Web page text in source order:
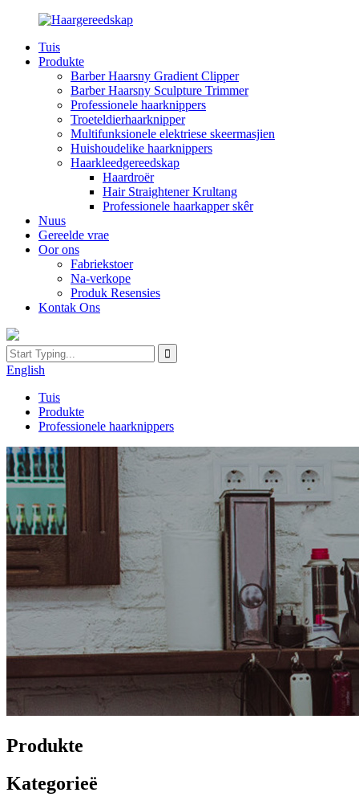
Tuis
Produkte
Barber Haarsny Gradient Clipper
Barber Haarsny Sculpture Trimmer
Professionele haarknippers
Troeteldierhaarknipper
Multifunksionele elektriese skeermasjien
Huishoudelike haarknippers
Haarkleedgereedskap
Haardroër
Hair Straightener Krultang
Professionele haarkapper skêr
Nuus
Gereelde vrae
Oor ons
Fabriekstoer
Na-verkope
Produk Resensies
Kontak Ons
English
Tuis
Produkte
Professionele haarknippers
Produkte
Kategorieë